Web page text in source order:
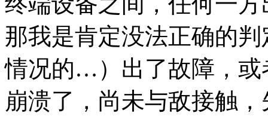
那我是肯定没法正确的
情况的…）出了故障，或
崩溃了，尚未与敌接触